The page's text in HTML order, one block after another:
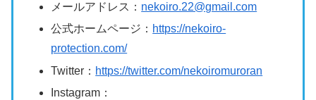
メールアドレス： nekoiro.22@gmail.com
公式ホームページ： https://nekoiro-
protection.com/
Twitter： https://twitter.com/nekoiromuroran
Instagram：